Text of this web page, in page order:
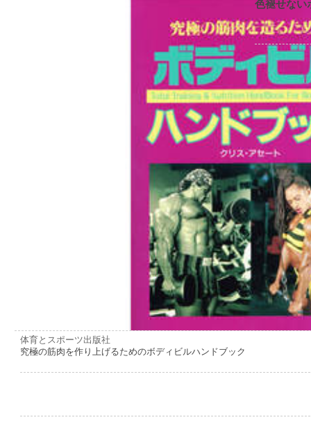
色褪せない
体育とスポーツ出版社
究極の筋肉を作り上げるためのボディビルハンドブック